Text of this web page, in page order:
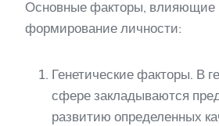
Основные факторы, влияющие
формирование личности:
Генетические факторы. В
сфере закладываются
развитию определенных